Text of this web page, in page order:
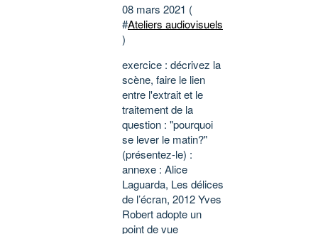
08 mars 2021 (
#Ateliers audiovisuels
)
exercice : décrivez la
scène, faire le lien
entre l'extrait et le
traitement de la
question : "pourquoi
se lever le matin?"
(présentez-le) :
annexe : Alice
Laguarda, Les délices
de l’écran, 2012 Yves
Robert adopte un
point de vue